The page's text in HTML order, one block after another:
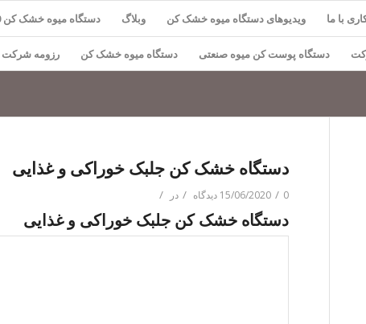
با ما ویدیوهای دستگاه میوه خشک کن وبلاگ دستگاه میوه خشک کن T800
دستگاه پوست کن میوه صنعتی دستگاه میوه خشک کن رزومه شرکت
دستگاه خشک کن جلبک خوراکی و غذایی
15/06/2020 / 0 دیدگاه / در /
دستگاه خشک کن جلبک خوراکی و غذایی